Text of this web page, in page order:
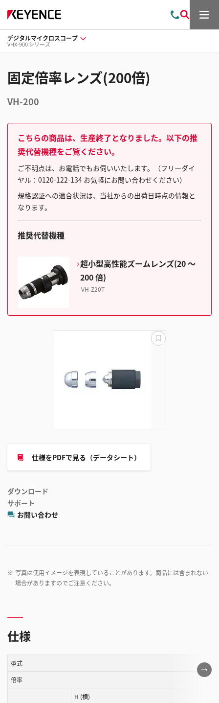
問
わ
索
メ
デジタルマイクロスコープ
VHX-900 シリーズ
固定倍率レンズ(200倍)
VH-200
こちらの商品は、生産終了となりました。以下の推
奨代替機種をご覧ください。
ご不明点は、お電話でもお伺いいたします。（フリーダイ
ヤル：0120-122-134 お気軽にお問い合わせください）
規格認証への適合状況は、当社からの出荷日時点の情報と
なります。
推奨代替機種
超小型高性能ズームレンズ(20 ～
200 倍)
VH-Z20T
仕様をPDFで見る（データシート）
ダウンロード
サポート
お問い合わせ
※ 写真は使用イメージを表現していることがあります。商品には含まれない
場合がありますのでご注意ください。
更
新
仕様
こ
の
型式
倍率
H (横)